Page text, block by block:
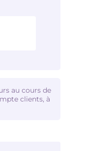
au cours de
clients, à